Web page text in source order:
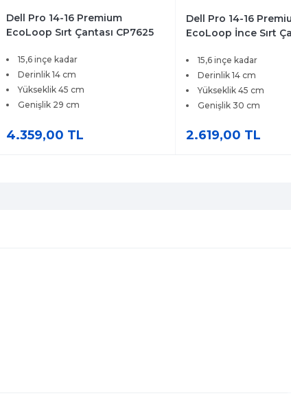
Dell Pro 14-16 Premium
EcoLoop Sırt Çantası CP7625
15,6 inçe kadar
Derinlik 14 cm
Yükseklik 45 cm
Genişlik 29 cm
4.359,00 TL
Dell Pro 14-16
EcoLoop İnce Sırt
15,6 inçe kadar
Derinlik 14 cm
Yükseklik 45 cm
Genişlik 30 cm
2.619,00 TL